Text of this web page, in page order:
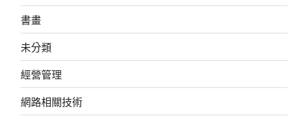
書畫
未分類
經營管理
網路相關技術